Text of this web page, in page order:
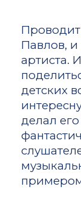
Павлов, и
артиста.
детских
делал